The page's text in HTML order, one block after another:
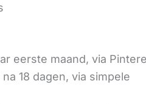
eerste maand, via
18 dagen, via simpele